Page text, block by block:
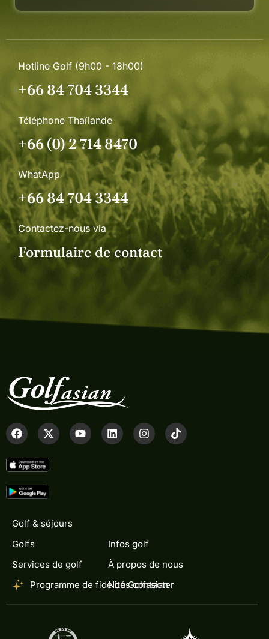
Hotline Golf (9h00 - 18h00)
+66 84 704 3344
Téléphone Thaïlande
+66 (0) 2 714 8470
WhatApp
+66 84 704 3344
Contactez-nous via
Formulaire de contact
Golf & séjours
Golfs
Services de golf
Programme de fidélité Golfasian
Infos golf
À propos de nous
Nous contacter